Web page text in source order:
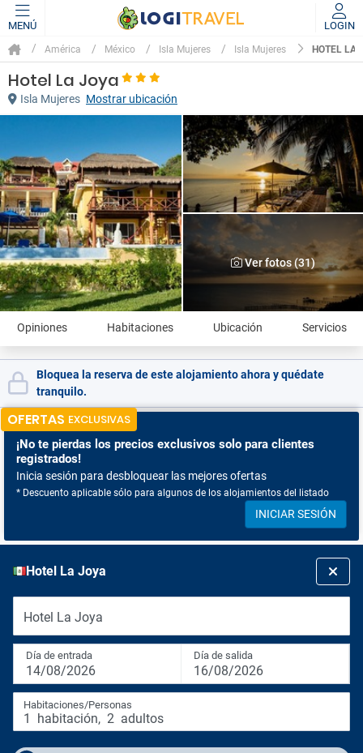
MENÚ LOGIN
América México Isla Mujeres Isla Mujeres HOTEL LA
Hotel La Joya
Isla Mujeres Mostrar ubicación
Ver fotos (31)
Opiniones Habitaciones Ubicación Servicios
Bloquea la reserva de este alojamiento ahora y quédate
tranquilo.
OFERTAS EXCLUSIVAS
¡No te pierdas los precios exclusivos solo para clientes
registrados!
Inicia sesión para desbloquear las mejores ofertas
* Descuento aplicable sólo para algunos de los alojamientos del listado
INICIAR SESIÓN
Hotel La Joya
Hotel La Joya
Día de entrada
14/08/2026
Día de salida
16/08/2026
Habitaciones/Personas
1 habitación, 2 adultos